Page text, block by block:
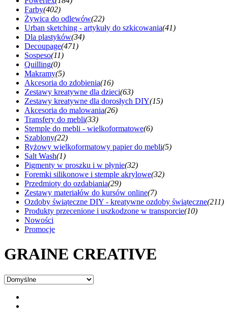
Farby(402)
Żywica do odlewów(22)
Urban sketching - artykuły do szkicowania(41)
Dla plastyków(34)
Decoupage(471)
Sospeso(11)
Quilling(0)
Makramy(5)
Akcesoria do zdobienia(16)
Zestawy kreatywne dla dzieci(63)
Zestawy kreatywne dla dorosłych DIY(15)
Akcesoria do malowania(26)
Transfery do mebli(33)
Stemple do mebli - wielkoformatowe(6)
Szablony(22)
Ryżowy wielkoformatowy papier do mebli(5)
Salt Wash(1)
Pigmenty w proszku i w płynie(32)
Foremki silikonowe i stemple akrylowe(32)
Przedmioty do ozdabiania(29)
Zestawy materiałów do kursów online(7)
Ozdoby świąteczne DIY - kreatywne ozdoby świąteczne(211)
Produkty przecenione i uszkodzone w transporcie(10)
Nowości
Promocje
GRAINE CREATIVE